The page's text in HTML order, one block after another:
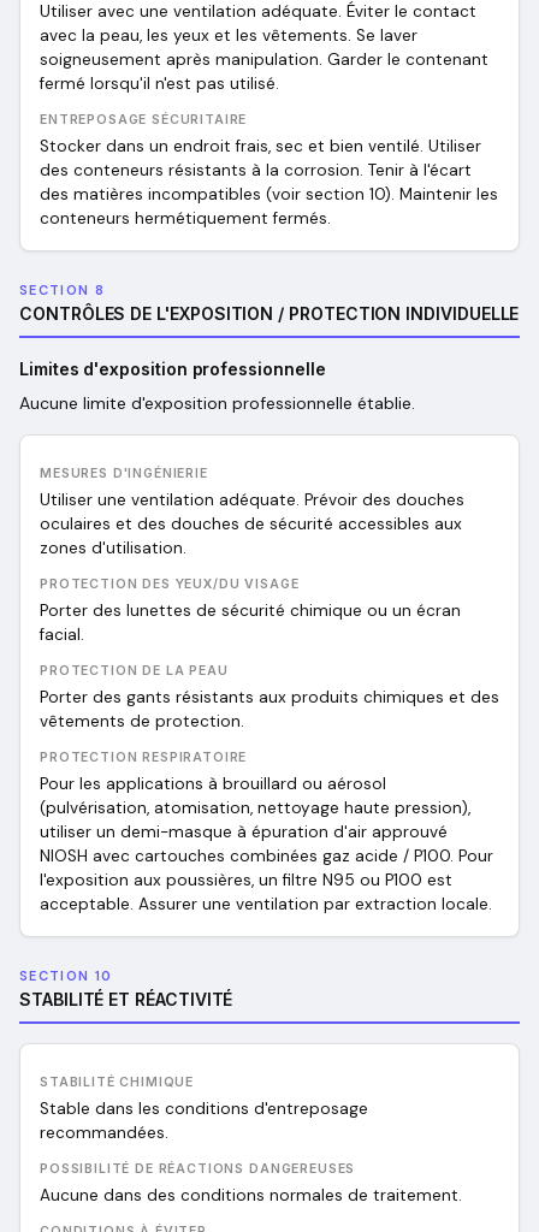
Utiliser avec une ventilation adéquate. Éviter le contact
avec la peau, les yeux et les vêtements. Se laver
soigneusement après manipulation. Garder le contenant
fermé lorsqu'il n'est pas utilisé.
ENTREPOSAGE SÉCURITAIRE
Stocker dans un endroit frais, sec et bien ventilé. Utiliser
des conteneurs résistants à la corrosion. Tenir à l'écart
des matières incompatibles (voir section 10). Maintenir les
conteneurs hermétiquement fermés.
SECTION 8
CONTRÔLES DE L'EXPOSITION / PROTECTION INDIVIDUELLE
Limites d'exposition professionnelle
Aucune limite d'exposition professionnelle établie.
MESURES D'INGÉNIERIE
Utiliser une ventilation adéquate. Prévoir des douches
oculaires et des douches de sécurité accessibles aux
zones d'utilisation.
PROTECTION DES YEUX/DU VISAGE
Porter des lunettes de sécurité chimique ou un écran
facial.
PROTECTION DE LA PEAU
Porter des gants résistants aux produits chimiques et des
vêtements de protection.
PROTECTION RESPIRATOIRE
Pour les applications à brouillard ou aérosol
(pulvérisation, atomisation, nettoyage haute pression),
utiliser un demi-masque à épuration d'air approuvé
NIOSH avec cartouches combinées gaz acide / P100. Pour
l'exposition aux poussières, un filtre N95 ou P100 est
acceptable. Assurer une ventilation par extraction locale.
SECTION 10
STABILITÉ ET RÉACTIVITÉ
STABILITÉ CHIMIQUE
Stable dans les conditions d'entreposage
recommandées.
POSSIBILITÉ DE RÉACTIONS DANGEREUSES
Aucune dans des conditions normales de traitement.